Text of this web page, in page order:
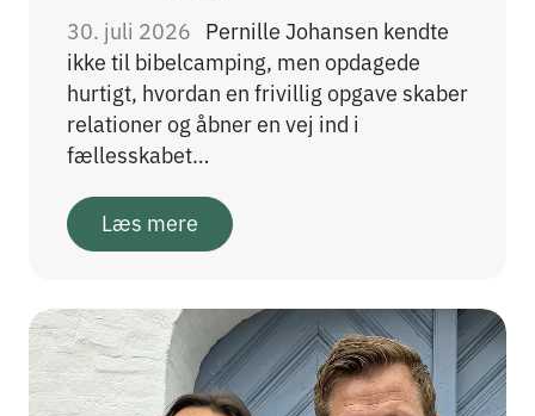
30. juli 2026 Pernille Johansen kendte
ikke til bibelcamping, men opdagede
hurtigt, hvordan en frivillig opgave skaber
relationer og åbner en vej ind i
fællesskabet…
Læs mere